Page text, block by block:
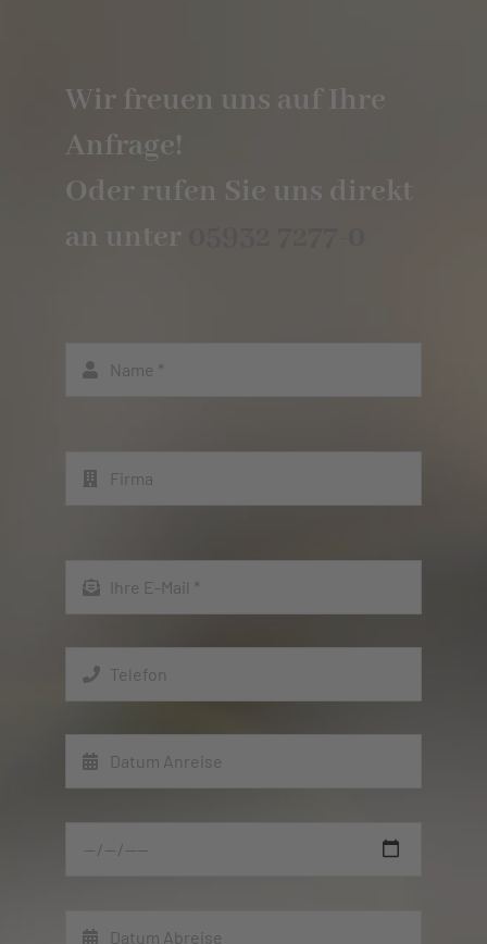
Wir freuen uns auf Ihre
Anfrage!
Oder rufen Sie uns direkt
an unter